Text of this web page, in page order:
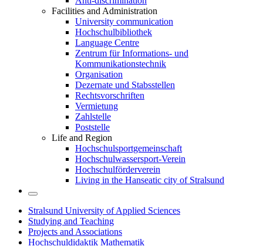
Facilities and Administration
University communication
Hochschulbibliothek
Language Centre
Zentrum für Informations- und
Kommunikationstechnik
Organisation
Dezernate und Stabsstellen
Rechtsvorschriften
Vermietung
Zahlstelle
Poststelle
Life and Region
Hochschulsportgemeinschaft
Hochschulwassersport-Verein
Hochschulförderverein
Living in the Hanseatic city of Stralsund
Stralsund University of Applied Sciences
Studying and Teaching
Projects and Associations
Hochschuldidaktik Mathematik